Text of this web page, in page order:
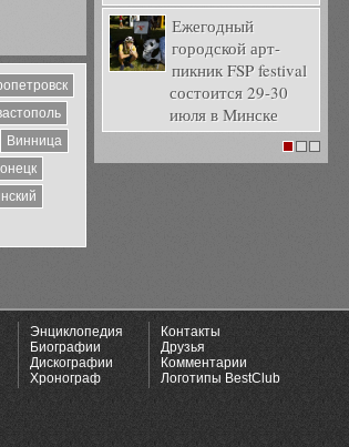
Винница
Ежегодный
городской арт-
пикник FSP festival
состоится 29-30
июля в Минске
Энциклопедия
Биографии
Дискографии
Хронограф
Контакты
Друзья
Комментарии
Логотипы BestClub